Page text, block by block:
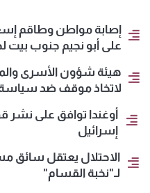
إصابة مواطن وطاقم
على أبو نجيم جنوب بيت
هيئة شؤون الأسرى
لاتخاذ موقف ضد سياسة
أوغندا توافق على نشر
إسرائيل
الاحتلال يعتقل سائق
لـ"نخبة القسام"